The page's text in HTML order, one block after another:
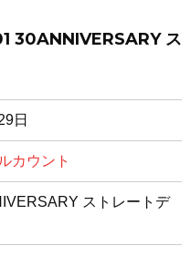
30ANNIVERSARY ス
日
カウント
ストレートデ